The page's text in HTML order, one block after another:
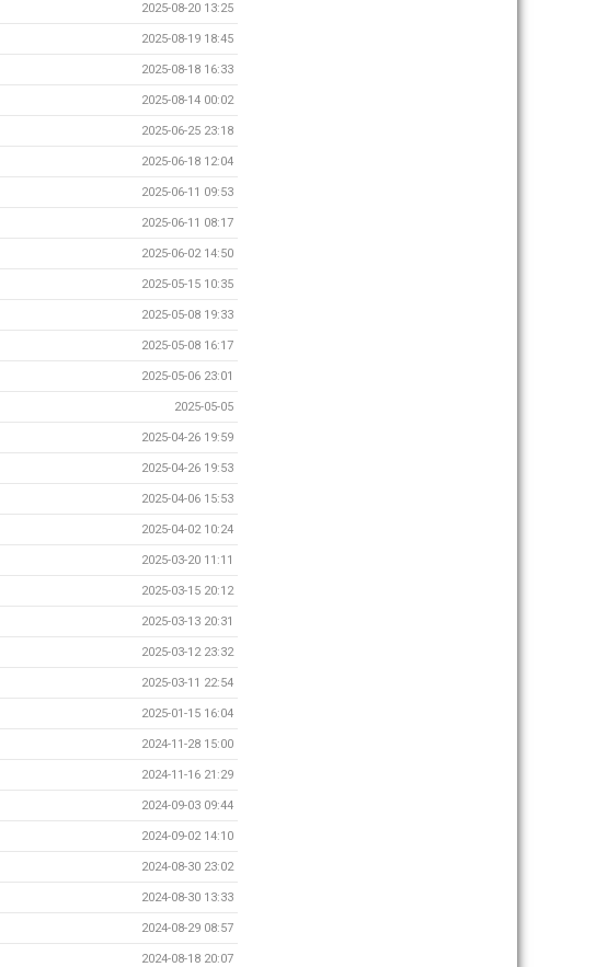
2025-08-20 13:25
2025-08-19 18:45
2025-08-18 16:33
2025-08-14 00:02
2025-06-25 23:18
2025-06-18 12:04
2025-06-11 09:53
2025-06-11 08:17
2025-06-02 14:50
2025-05-15 10:35
2025-05-08 19:33
2025-05-08 16:17
2025-05-06 23:01
2025-05-05
2025-04-26 19:59
2025-04-26 19:53
2025-04-06 15:53
2025-04-02 10:24
2025-03-20 11:11
2025-03-15 20:12
2025-03-13 20:31
2025-03-12 23:32
2025-03-11 22:54
2025-01-15 16:04
2024-11-28 15:00
2024-11-16 21:29
2024-09-03 09:44
2024-09-02 14:10
2024-08-30 23:02
2024-08-30 13:33
2024-08-29 08:57
2024-08-18 20:07